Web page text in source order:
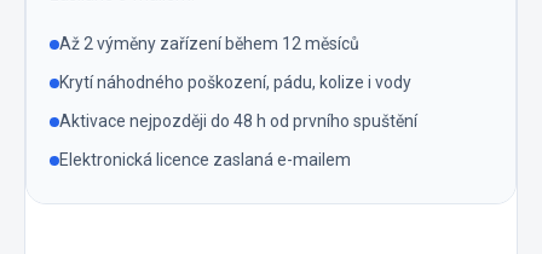
Až 2 výměny zařízení během 12 měsíců
Krytí náhodného poškození, pádu, kolize i vody
Aktivace nejpozději do 48 h od prvního spuštění
Elektronická licence zaslaná e-mailem